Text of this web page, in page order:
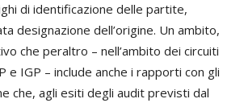
di identificazione delle partite,
designazione dell’origine. Un ambito,
che peraltro – nell’ambito dei circuiti
e IGP – include anche i rapporti con gli
che, agli esiti degli audit previsti dal